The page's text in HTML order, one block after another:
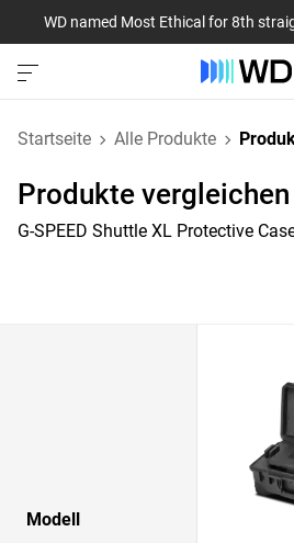
WD named Most Ethical for 8th
Startseite Alle Produkte
Produkte vergleichen
G-SPEED Shuttle XL Protective
Modell